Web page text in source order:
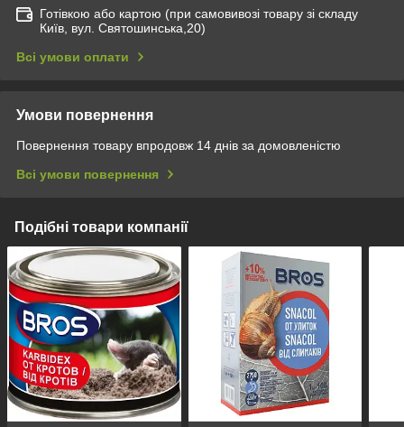
Готівкою або картою (при самовивозі товару зі складу
Київ, вул. Святошинська,20)
Всі умови оплати
Умови повернення
Повернення товару впродовж 14 днів за домовленістю
Всі умови повернення
Подібні товари компанії